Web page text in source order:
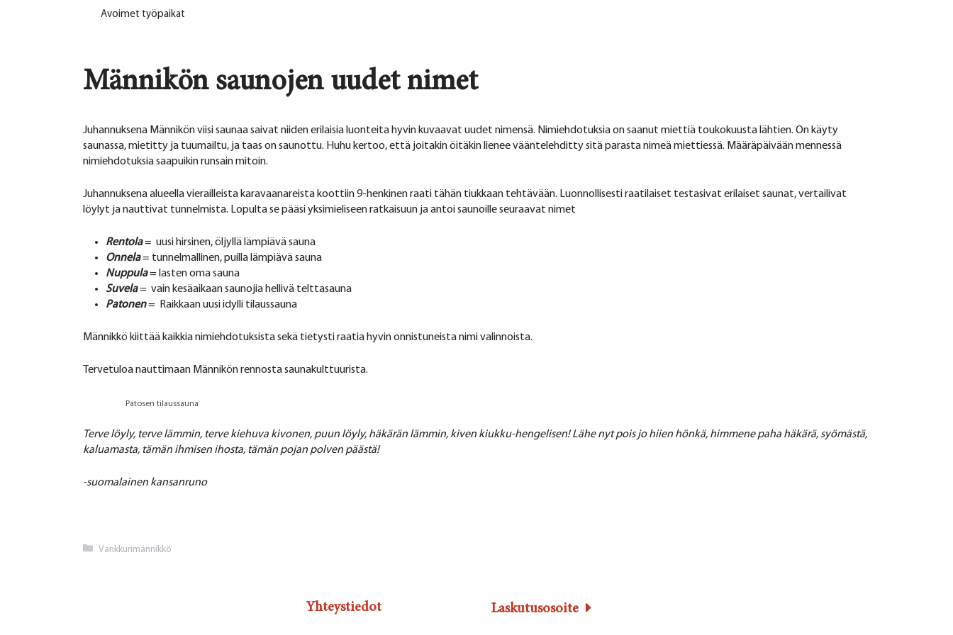
Avoimet työpaikat
Männikön saunojen uudet nimet
Juhannuksena Männikön viisi saunaa saivat niiden erilaisia luonteita hyvin kuvaavat uudet nimensä. Nimiehdotuksia on saanut miettiä toukokuusta lähtien. On käyty
saunassa, mietitty ja tuumailtu, ja taas on saunottu. Huhu kertoo, että joitakin öitäkin lienee vääntelehditty sitä parasta nimeä miettiessä. Määräpäivään mennessä
nimiehdotuksia saapuikin runsain mitoin.
Juhannuksena alueella vierailleista karavaanareista koottiin 9-henkinen raati tähän tiukkaan tehtävään. Luonnollisesti raatilaiset testasivat erilaiset saunat, vertailivat
löylyt ja nauttivat tunnelmista. Lopulta se pääsi yksimieliseen ratkaisuun ja antoi saunoille seuraavat nimet
Rentola= uusi hirsinen, öljyllä lämpiävä sauna
Onnela= tunnelmallinen, puilla lämpiävä sauna
Nuppula= lasten oma sauna
Suvela= vain kesäaikaan saunojia hellivä telttasauna
Patonen= Raikkaan uusi idylli tilaussauna
Männikkö kiittää kaikkia nimiehdotuksista sekä tietysti raatia hyvin onnistuneista nimi valinnoista.
Tervetuloa nauttimaan Männikön rennosta saunakulttuurista.
Patosen tilaussauna
Terve löyly, terve lämmin, terve kiehuva kivonen, puun löyly, häkärän lämmin, kiven kiukku-hengelisen!Lähe nyt pois jo hiien hönkä, himmene paha häkärä, syömästä,
kaluamasta, tämän ihmisen ihosta, tämän pojan polven päästä!
-suomalainen kansanruno
Kategoriat
Vankkurimännikkö
Yhteystiedot Laskutusosoite